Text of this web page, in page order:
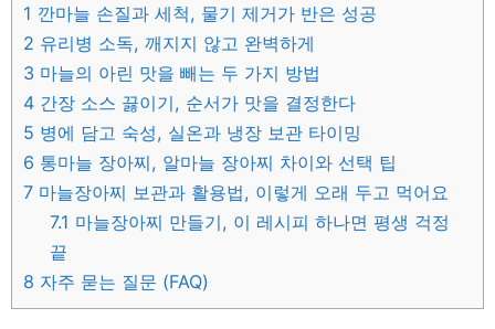
1 깐마늘 손질과 세척, 물기 제거가 반은 성공
2 유리병 소독, 깨지지 않고 완벽하게
3 마늘의 아린 맛을 빼는 두 가지 방법
4 간장 소스 끓이기, 순서가 맛을 결정한다
5 병에 담고 숙성, 실온과 냉장 보관 타이밍
6 통마늘 장아찌, 알마늘 장아찌 차이와 선택 팁
7 마늘장아찌 보관과 활용법, 이렇게 오래 두고 먹어요
7.1 마늘장아찌 만들기, 이 레시피 하나면 평생 걱정
끝
8 자주 묻는 질문 (FAQ)